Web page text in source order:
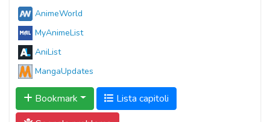
AnimeWorld
MyAnimeList
AniList
MangaUpdates
Bookmark
Lista capitoli